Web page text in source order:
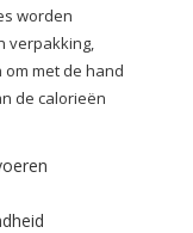
worden
verpakking,
met de hand
de calorieën